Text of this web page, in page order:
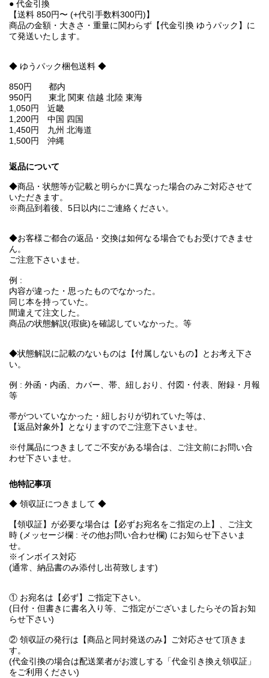
● 代金引換
【送料 850円〜 (+代引手数料300円)】
商品の金額・大きさ・重量に関わらず【代金引換 ゆうパック】に
て発送いたします。
◆ ゆうパック梱包送料 ◆
850円 都内
950円 東北 関東 信越 北陸 東海
1,050円 近畿
1,200円 中国 四国
1,450円 九州 北海道
1,500円 沖縄
返品について
◆商品・状態等が記載と明らかに異なった場合のみご対応させて
いただきます。
※商品到着後、5日以内にご連絡ください。
◆お客様ご都合の返品・交換は如何なる場合でもお受けできませ
ん。
ご注意下さいませ。
例 :
内容が違った・思ったものでなかった。
同じ本を持っていた。
間違えて注文した。
商品の状態解説(瑕疵)を確認していなかった。等
◆状態解説に記載のないものは【付属しないもの】とお考え下さ
い。
例 : 外函・内函、カバー、帯、紐しおり、付図・付表、附録・月報
等
帯がついていなかった・紐しおりが切れていた等は、
【返品対象外】となりますのでご注意下さいませ。
※付属品につきましてご不安がある場合は、ご注文前にお問い合
わせ下さいませ。
他特記事項
◆ 領収証につきまして ◆
【領収証】が必要な場合は【必ずお宛名をご指定の上】、ご注文
時 (メッセージ欄 : その他お問い合わせ欄) にお知らせ下さいま
せ。
※インボイス対応
(通常、納品書のみ添付し出荷致します)
① お宛名は【必ず】ご指定下さい。
(日付・但書きに書名入り等、ご指定がございましたらその旨お知
らせ下さい)
② 領収証の発行は【商品と同封発送のみ】ご対応させて頂きま
す。
(代金引換の場合は配送業者がお渡しする「代金引き換え領収証」
をご利用ください)